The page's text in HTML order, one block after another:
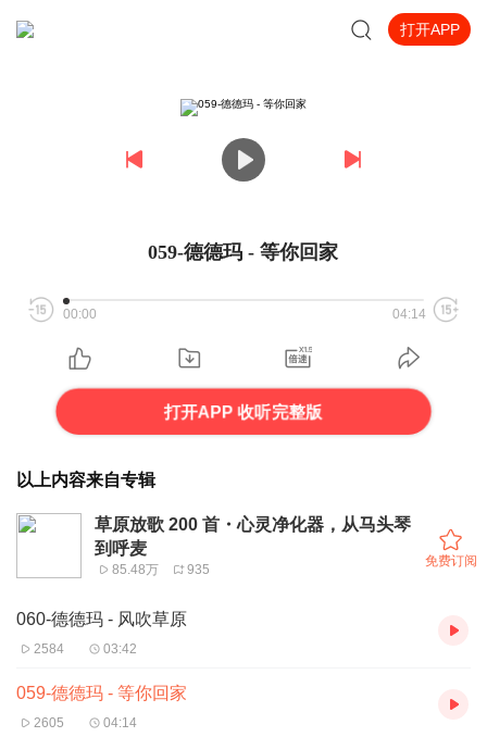
打开APP
059-德德玛 - 等你回家
00:00 04:14
打开APP 收听完整版
以上内容来自专辑
草原放歌 200 首・心灵净化器，从马头琴
到呼麦
85.48万 935
免费订阅
060-德德玛 - 风吹草原
2584 03:42
059-德德玛 - 等你回家
2605 04:14